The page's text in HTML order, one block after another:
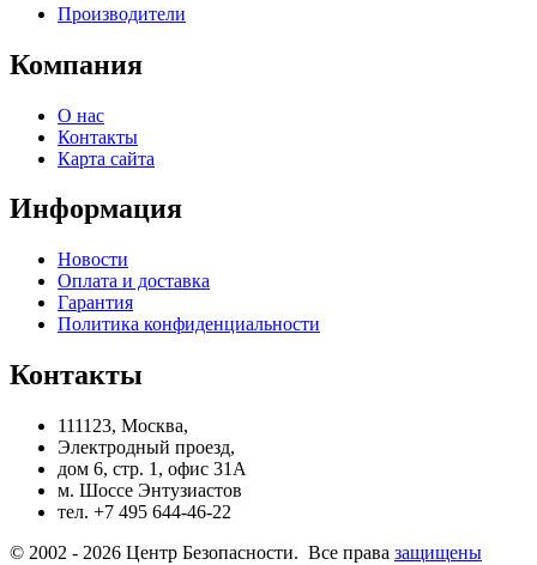
Производители
Компания
О нас
Контакты
Карта сайта
Информация
Новости
Оплата и доставка
Гарантия
Политика конфиденциальности
Контакты
111123, Москва,
Электродный проезд,
дом 6, стр. 1, офис 31А
м. Шоссе Энтузиастов
тел. +7 495 644-46-22
© 2002 - 2026 Центр Безопасности. Все права защищены